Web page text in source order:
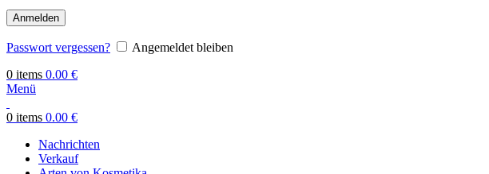
Anmelden
Passwort vergessen?
Angemeldet bleiben
0 items 0.00 €
Menü
0 items 0.00 €
Nachrichten
Verkauf